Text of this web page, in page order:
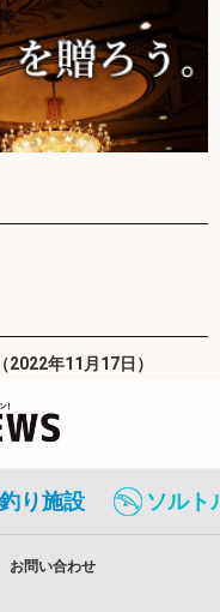
年11月17日）
り施設 ソルト
お問い合わせ